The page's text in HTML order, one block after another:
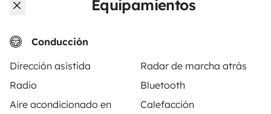
Equipamientos
Conducción
Dirección asistida
Radar de marcha atrás
Radio
Bluetooth
Aire acondicionado en
Calefacción
Autocaravana Perfilada
Eivissa